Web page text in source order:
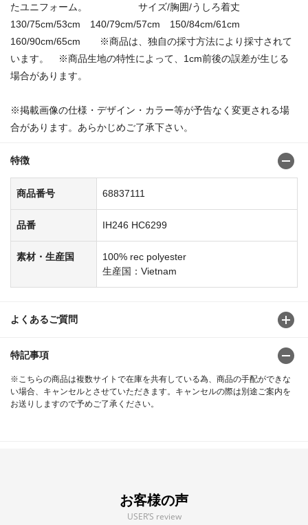
たユニフォーム。 サイズ/胸囲/うしろ着丈
130/75cm/53cm 140/79cm/57cm 150/84cm/61cm
160/90cm/65cm ※商品は、独自の採寸方法により採寸されて
います。 ※商品生地の特性によって、1cm前後の誤差が生じる
場合があります。
※掲載画像の仕様・デザイン・カラー等が予告なく変更される場
合があります。あらかじめご了承下さい。
特徴
商品番号 68837111
品番 IH246 HC6299
素材・生産国
100% rec polyester
生産国：Vietnam
よくあるご質問
特記事項
※こちらの商品は複数サイトで在庫を共有している為、商品の手配ができな
い場合、キャンセルとさせていただきます。キャンセルの際は別途ご案内を
お送りしますので予めご了承ください。
お客様の声
USER’S review